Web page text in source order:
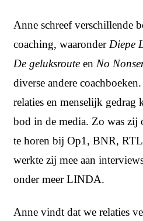
Anne schreef verschillende
coaching, waaronder Diepe
De geluksroute en No
diverse andere
relaties en menselijk gedrag
bod in de media. Zo was zij
te horen bij Op1, BNR,
werkte zij mee aan
onder meer LINDA.
Anne vindt dat we relaties